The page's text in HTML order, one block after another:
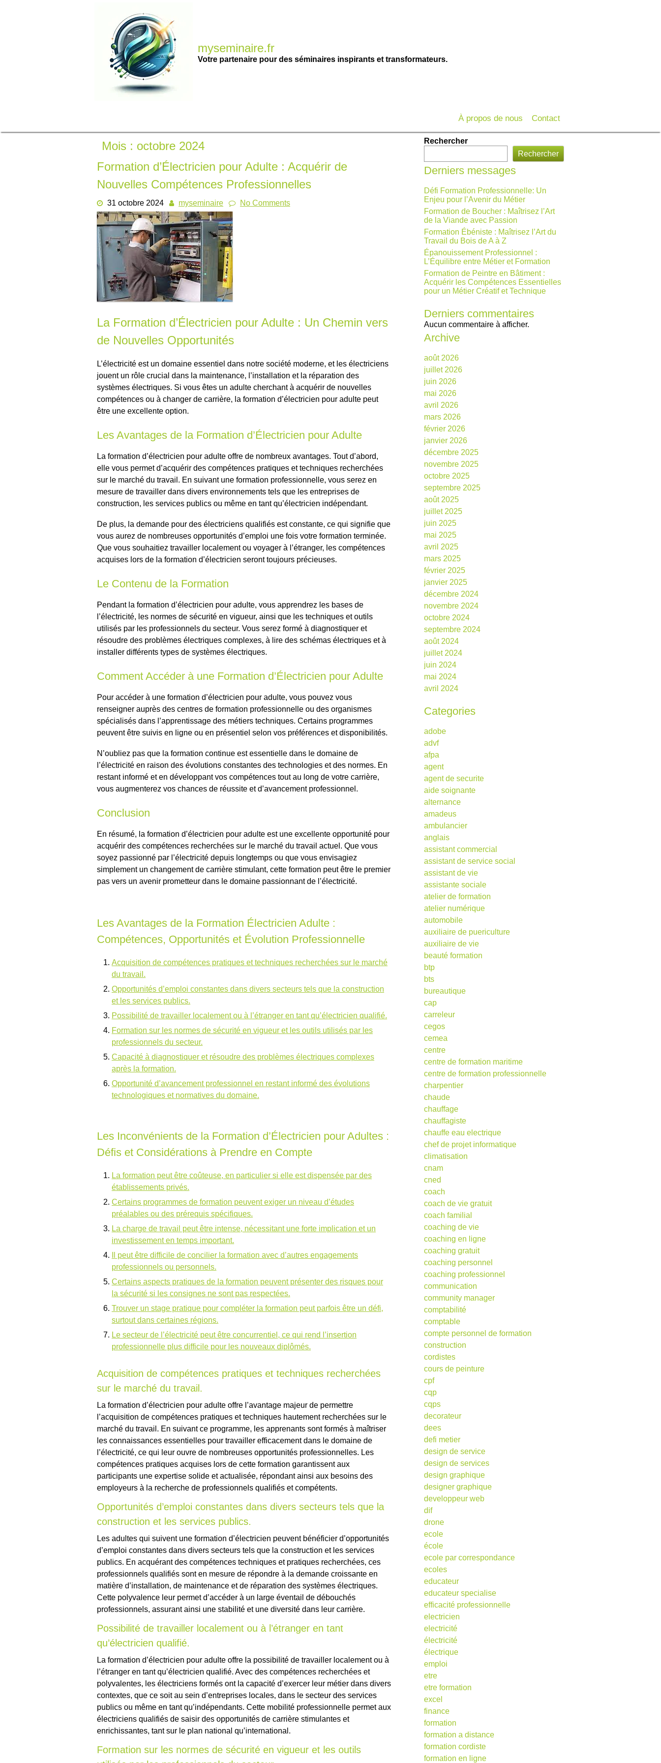
myseminaire.fr
Votre partenaire pour des séminaires inspirants et transformateurs.
À propos de nous Contact
Mois : octobre 2024
Formation d’Électricien pour Adulte : Acquérir de
Nouvelles Compétences Professionnelles
31 octobre 2024 myseminaire No Comments
La Formation d’Électricien pour Adulte : Un Chemin vers
de Nouvelles Opportunités
L’électricité est un domaine essentiel dans notre société moderne, et les électriciens
jouent un rôle crucial dans la maintenance, l’installation et la réparation des
systèmes électriques. Si vous êtes un adulte cherchant à acquérir de nouvelles
compétences ou à changer de carrière, la formation d’électricien pour adulte peut
être une excellente option.
Les Avantages de la Formation d’Électricien pour Adulte
La formation d’électricien pour adulte offre de nombreux avantages. Tout d’abord,
elle vous permet d’acquérir des compétences pratiques et techniques recherchées
sur le marché du travail. En suivant une formation professionnelle, vous serez en
mesure de travailler dans divers environnements tels que les entreprises de
construction, les services publics ou même en tant qu’électricien indépendant.
De plus, la demande pour des électriciens qualifiés est constante, ce qui signifie que
vous aurez de nombreuses opportunités d’emploi une fois votre formation terminée.
Que vous souhaitiez travailler localement ou voyager à l’étranger, les compétences
acquises lors de la formation d’électricien seront toujours précieuses.
Le Contenu de la Formation
Pendant la formation d’électricien pour adulte, vous apprendrez les bases de
l’électricité, les normes de sécurité en vigueur, ainsi que les techniques et outils
utilisés par les professionnels du secteur. Vous serez formé à diagnostiquer et
résoudre des problèmes électriques complexes, à lire des schémas électriques et à
installer différents types de systèmes électriques.
Comment Accéder à une Formation d’Électricien pour Adulte
Pour accéder à une formation d’électricien pour adulte, vous pouvez vous
renseigner auprès des centres de formation professionnelle ou des organismes
spécialisés dans l’apprentissage des métiers techniques. Certains programmes
peuvent être suivis en ligne ou en présentiel selon vos préférences et disponibilités.
N’oubliez pas que la formation continue est essentielle dans le domaine de
l’électricité en raison des évolutions constantes des technologies et des normes. En
restant informé et en développant vos compétences tout au long de votre carrière,
vous augmenterez vos chances de réussite et d’avancement professionnel.
Conclusion
En résumé, la formation d’électricien pour adulte est une excellente opportunité pour
acquérir des compétences recherchées sur le marché du travail actuel. Que vous
soyez passionné par l’électricité depuis longtemps ou que vous envisagiez
simplement un changement de carrière stimulant, cette formation peut être le premier
pas vers un avenir prometteur dans le domaine passionnant de l’électricité.
Les Avantages de la Formation Électricien Adulte :
Compétences, Opportunités et Évolution Professionnelle
Acquisition de compétences pratiques et techniques recherchées sur le marché
du travail.
Opportunités d’emploi constantes dans divers secteurs tels que la construction
et les services publics.
Possibilité de travailler localement ou à l’étranger en tant qu’électricien qualifié.
Formation sur les normes de sécurité en vigueur et les outils utilisés par les
professionnels du secteur.
Capacité à diagnostiquer et résoudre des problèmes électriques complexes
après la formation.
Opportunité d’avancement professionnel en restant informé des évolutions
technologiques et normatives du domaine.
Les Inconvénients de la Formation d’Électricien pour Adultes :
Défis et Considérations à Prendre en Compte
La formation peut être coûteuse, en particulier si elle est dispensée par des
établissements privés.
Certains programmes de formation peuvent exiger un niveau d’études
préalables ou des prérequis spécifiques.
La charge de travail peut être intense, nécessitant une forte implication et un
investissement en temps important.
Il peut être difficile de concilier la formation avec d’autres engagements
professionnels ou personnels.
Certains aspects pratiques de la formation peuvent présenter des risques pour
la sécurité si les consignes ne sont pas respectées.
Trouver un stage pratique pour compléter la formation peut parfois être un défi,
surtout dans certaines régions.
Le secteur de l’électricité peut être concurrentiel, ce qui rend l’insertion
professionnelle plus difficile pour les nouveaux diplômés.
Acquisition de compétences pratiques et techniques recherchées
sur le marché du travail.
La formation d’électricien pour adulte offre l’avantage majeur de permettre
l’acquisition de compétences pratiques et techniques hautement recherchées sur le
marché du travail. En suivant ce programme, les apprenants sont formés à maîtriser
les connaissances essentielles pour travailler efficacement dans le domaine de
l’électricité, ce qui leur ouvre de nombreuses opportunités professionnelles. Les
compétences pratiques acquises lors de cette formation garantissent aux
participants une expertise solide et actualisée, répondant ainsi aux besoins des
employeurs à la recherche de professionnels qualifiés et compétents.
Opportunités d’emploi constantes dans divers secteurs tels que la
construction et les services publics.
Les adultes qui suivent une formation d’électricien peuvent bénéficier d’opportunités
d’emploi constantes dans divers secteurs tels que la construction et les services
publics. En acquérant des compétences techniques et pratiques recherchées, ces
professionnels qualifiés sont en mesure de répondre à la demande croissante en
matière d’installation, de maintenance et de réparation des systèmes électriques.
Cette polyvalence leur permet d’accéder à un large éventail de débouchés
professionnels, assurant ainsi une stabilité et une diversité dans leur carrière.
Possibilité de travailler localement ou à l’étranger en tant
qu’électricien qualifié.
La formation d’électricien pour adulte offre la possibilité de travailler localement ou à
l’étranger en tant qu’électricien qualifié. Avec des compétences recherchées et
polyvalentes, les électriciens formés ont la capacité d’exercer leur métier dans divers
contextes, que ce soit au sein d’entreprises locales, dans le secteur des services
publics ou même en tant qu’indépendants. Cette mobilité professionnelle permet aux
électriciens qualifiés de saisir des opportunités de carrière stimulantes et
enrichissantes, tant sur le plan national qu’international.
Formation sur les normes de sécurité en vigueur et les outils
Rechercher
Rechercher
Derniers messages
Défi Formation Professionnelle: Un
Enjeu pour l’Avenir du Métier
Formation de Boucher : Maîtrisez l’Art
de la Viande avec Passion
Formation Ébéniste : Maîtrisez l’Art du
Travail du Bois de A à Z
Épanouissement Professionnel :
L’Équilibre entre Métier et Formation
Formation de Peintre en Bâtiment :
Acquérir les Compétences Essentielles
pour un Métier Créatif et Technique
Derniers commentaires
Aucun commentaire à afficher.
Archive
août 2026
juillet 2026
juin 2026
mai 2026
avril 2026
mars 2026
février 2026
janvier 2026
décembre 2025
novembre 2025
octobre 2025
septembre 2025
août 2025
juillet 2025
juin 2025
mai 2025
avril 2025
mars 2025
février 2025
janvier 2025
décembre 2024
novembre 2024
octobre 2024
septembre 2024
août 2024
juillet 2024
juin 2024
mai 2024
avril 2024
Categories
adobe
advf
afpa
agent
agent de securite
aide soignante
alternance
amadeus
ambulancier
anglais
assistant commercial
assistant de service social
assistant de vie
assistante sociale
atelier de formation
atelier numérique
automobile
auxiliaire de puericulture
auxiliaire de vie
beauté formation
btp
bts
bureautique
cap
carreleur
cegos
cemea
centre
centre de formation maritime
centre de formation professionnelle
charpentier
chaude
chauffage
chauffagiste
chauffe eau electrique
chef de projet informatique
climatisation
cnam
cned
coach
coach de vie gratuit
coach familial
coaching de vie
coaching en ligne
coaching gratuit
coaching personnel
coaching professionnel
communication
community manager
comptabilité
comptable
compte personnel de formation
construction
cordistes
cours de peinture
cpf
cqp
cqps
decorateur
dees
defi metier
design de service
design de services
design graphique
designer graphique
developpeur web
dif
drone
ecole
école
ecole par correspondance
ecoles
educateur
educateur specialise
efficacité professionnelle
electricien
electricité
électricité
électrique
emploi
etre
etre formation
excel
finance
formation
formation a distance
formation cordiste
formation en ligne